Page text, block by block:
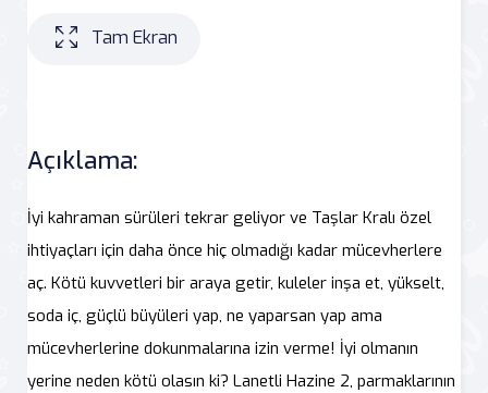
Tam Ekran
Açıklama:
İyi kahraman sürüleri tekrar geliyor ve Taşlar Kralı özel
ihtiyaçları için daha önce hiç olmadığı kadar mücevherlere
aç. Kötü kuvvetleri bir araya getir, kuleler inşa et, yükselt,
soda iç, güçlü büyüleri yap, ne yaparsan yap ama
mücevherlerine dokunmalarına izin verme! İyi olmanın
yerine neden kötü olasın ki? Lanetli Hazine 2, parmaklarının